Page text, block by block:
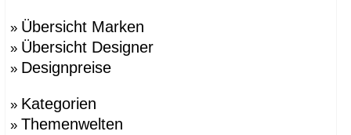
» Übersicht Marken
» Übersicht Designer
» Designpreise
» Kategorien
» Themenwelten